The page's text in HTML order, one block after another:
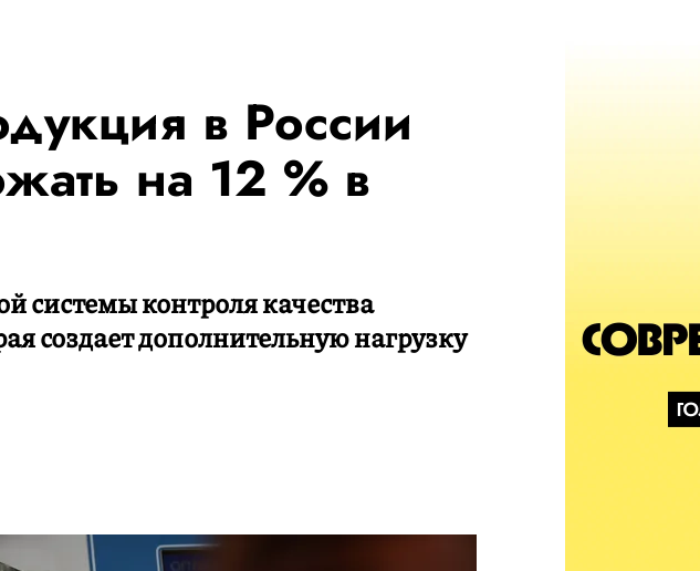
в России
на 12 % в
системы контроля качества
создает дополнительную нагрузку